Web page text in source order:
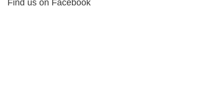
Find us on Facebook